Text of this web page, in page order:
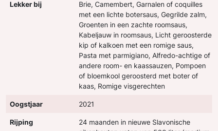
Lekker bij
Brie, Camembert, Garnalen of coquilles
met een lichte botersaus, Gegrilde zalm,
Groenten in een zachte roomsaus,
Kabeljauw in roomsaus, Licht geroosterde
kip of kalkoen met een romige saus,
Pasta met parmigiano, Alfredo-achtige of
andere room- en kaassauzen, Pompoen
of bloemkool geroosterd met boter of
kaas, Romige visgerechten
Oogstjaar 2021
Rijping
24 maanden in nieuwe Slavonische